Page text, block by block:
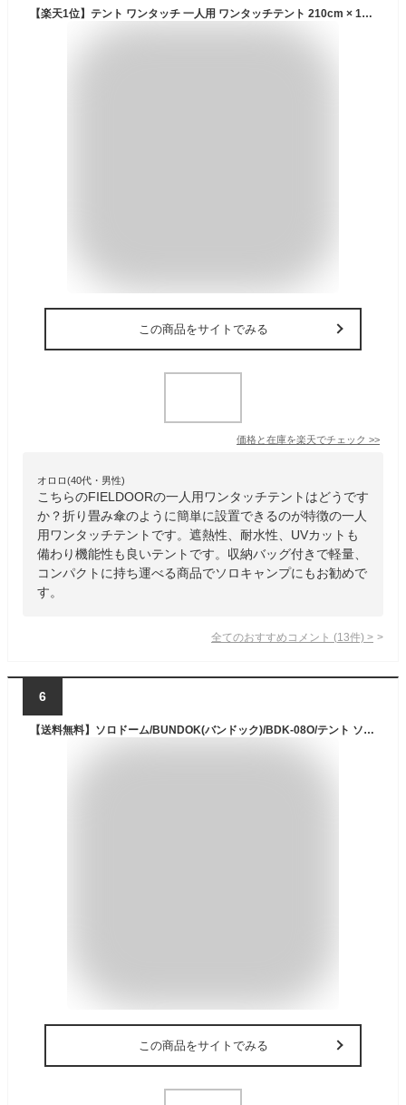
【楽天1位】テント ワンタッチ 一人用 ワンタッチテント 210cm × 165cm 耐水 遮熱 UVカット ソロテント 耐水圧 1,500mm 前室 ダブルウォール 自立型 ドームテント キャンプテント ソロキャンプ アウトドア FIELDOOR ワンタッチテント100 1年保証 ■[送料無料]
この商品をサイトでみる
価格と在庫を楽天でチェック >>
オロロ(40代・男性)
こちらのFIELDOORの一人用ワンタッチテントはどうです
か？折り畳み傘のように簡単に設置できるのが特徴の一人
用ワンタッチテントです。遮熱性、耐水性、UVカットも
備わり機能性も良いテントです。収納バッグ付きで軽量、
コンパクトに持ち運べる商品でソロキャンプにもお勧めで
す。
全てのおすすめコメント (13件) >
6
【送料無料】ソロドーム/BUNDOK(バンドック)/BDK-08O/テント ソロドーム ソロテント 1人用 コンパクト ソロキャンプ フェス 防災 バイク ツーリング ドーム型 ミリタリー 軽量 コンパクト 耐風 耐水圧 撥水
この商品をサイトでみる